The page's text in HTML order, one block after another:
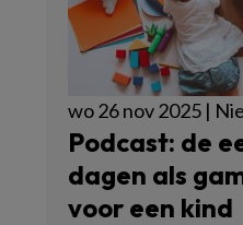
wo 26 nov 2025 |
Podcast: de
dagen als
voor een kind